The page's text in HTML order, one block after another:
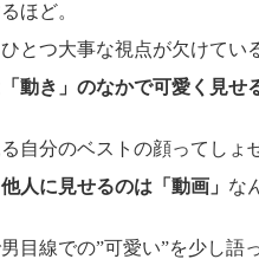
ほど。
とつ大事な視点が欠けてい
「動き」のなかで可愛く見せ
自分のベストの顔ってしょ
他人に見せるのは「動画」 な
目線での”可愛い”を少し語